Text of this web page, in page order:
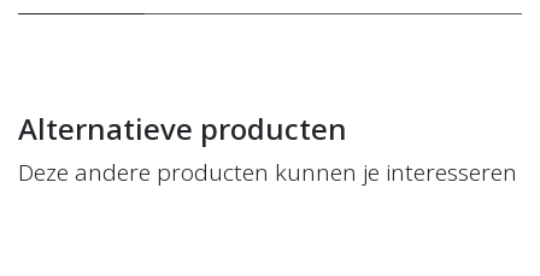
Alternatieve producten
Deze andere producten kunnen je interesseren